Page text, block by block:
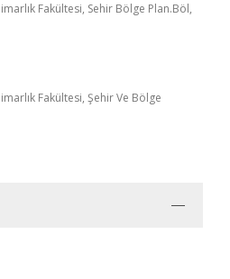
Fakültesi, Sehir Bölge Plan.Böl,
Fakültesi, Şehir Ve Bölge